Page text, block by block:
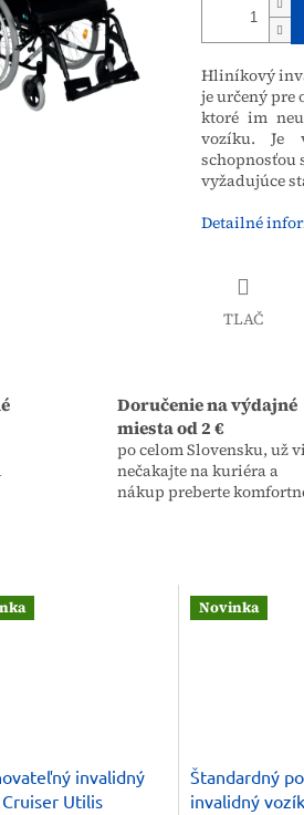
Hliníkový
je určený pre
ktoré im
vozíku. Je
schopnosťou
vyžadujúce
Detailné
TLAČ
Doručenie na výdajné
miesta od 2 €
po celom Slovensku, už
nečakajte na kuriéra a
nákup preberte
invalidný
Utilis
Novinka
Štandardný
invalidný